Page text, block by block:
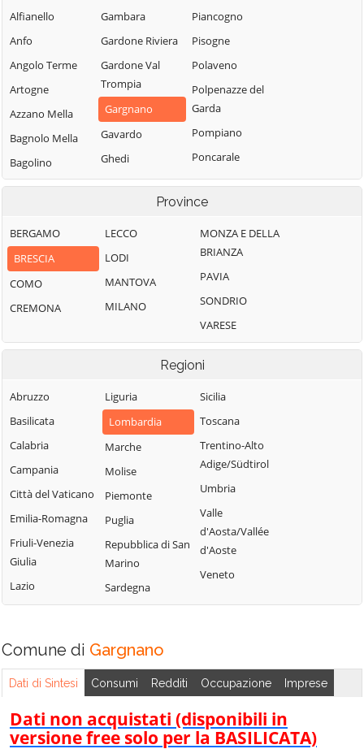
Alfianello
Anfo
Angolo Terme
Artogne
Azzano Mella
Bagnolo Mella
Bagolino
Barbariga
Bassano
Bresciano
Bedizzole
Berlingo
Berzo Inferiore
Bione
Borgo San
Giacomo
Borgosatollo
Borno
Botticino
Bovegno
Bovezzo
Brandico
Brione
Caino
Calcinato
Gambara
Gardone Riviera
Gardone Val
Trompia
Gargnano
Gavardo
Ghedi
Gianico
Gussago
Idro
Incudine
Irma
Isorella
Leno
Limone sul Garda
Lodrino
Lograto
Lonato del Garda
Longhena
Losine
Lumezzane
Magasa
Mairano
Malegno
Malonno
Manerba del
Piancogno
Pisogne
Polaveno
Polpenazze del
Garda
Pompiano
Poncarale
Ponte di Legno
Pontevico
Pontoglio
Pozzolengo
Pralboino
Preseglie
Prevalle
Provaglio d'Iseo
Sabbia
Puegnago del
Garda
Quinzano d'Oglio
Remedello
Rezzato
Roccafranca
Roncadelle
Sabbio Chiese
Salò
Province
BERGAMO
BRESCIA
COMO
CREMONA
LECCO
LODI
MANTOVA
MILANO
MONZA E DELLA
BRIANZA
PAVIA
SONDRIO
VARESE
Regioni
Abruzzo
Basilicata
Calabria
Campania
Città del Vaticano
Emilia-Romagna
Friuli-Venezia
Giulia
Lazio
Liguria
Lombardia
Marche
Molise
Piemonte
Puglia
Repubblica di San
Marino
Sardegna
Sicilia
Toscana
Trentino-Alto
Adige/Südtirol
Umbria
Valle
d'Aosta/Vallée
d'Aoste
Veneto
Comune di Gargnano
Dati di Sintesi Consumi Redditi Occupazione Imprese
Dati non acquistati (disponibili in
versione free solo per la BASILICATA)